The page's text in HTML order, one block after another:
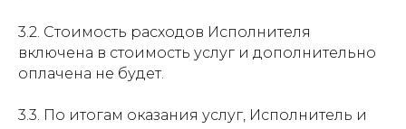
3.2. Стоимость расходов Исполнителя
включена в стоимость услуг и дополнительно
оплачена не будет.
3.3. По итогам оказания услуг, Исполнитель и